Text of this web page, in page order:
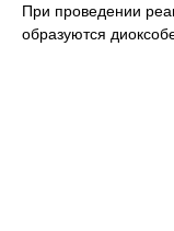
При проведении
образуются